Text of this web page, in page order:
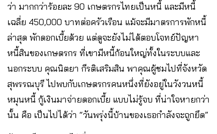
ว่า มากกว่าร้อยละ 90 เกษตรกรไทยเป็นหนี้ และมีหนี้
เฉลี่ย 450,000 บาทต่อครัวเรือน แม้จะมีมาตรการพักหนี้
ล่าสุด พักดอกเบี้ยด้วย แต่ดูจะยังไม่ได้ตอบโจทย์ปัญหา
หนี้สินของเกษตรกร ที่เขามีหนี้ก้อนใหญ่ทั้งในระบบและ
นอกระบบ คุณนิตยา กีรติเสริมสิน พาคุณผู้ชมไปที่จังหวัด
สุพรรณบุรี ไปพบกับเกษตรกรคนหนึ่งที่ยังอยู่ในวังวนหนี้
หมุนหนี้ กู้เงินมาจ่ายดอกเบี้ย แบบไม่รู้จบ ที่น่าใจหายกว่า
นั้น คือ เป็นไปได้ว่า “วันพรุ่งนี้บ้านของเธอกำลังจะถูกยึด”